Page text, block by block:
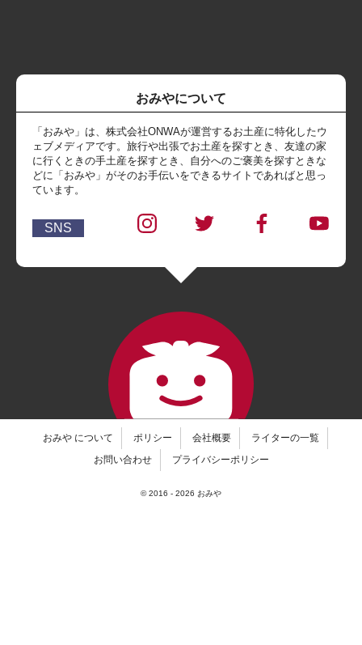
おみやについて
「おみや」は、株式会社ONWAが運営するお土産に特化したウ
ェブメディアです。旅行や出張でお土産を探すとき、友達の家
に行くときの手土産を探すとき、自分へのご褒美を探すときな
どに「おみや」がそのお手伝いをできるサイトであればと思っ
ています。
SNS
おみや について ポリシー 会社概要
ライターの一覧
お問い合わせ
プライバシーポリシー
© 2016 - 2026 おみや